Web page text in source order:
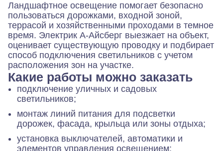
Ландшафтное освещение помогает безопасно
пользоваться дорожками, входной зоной,
террасой и хозяйственными проходами в темное
время. Электрик А-Айсберг выезжает на объект,
оценивает существующую проводку и подбирает
способ подключения светильников с учетом
расположения зон на участке.
Какие работы можно заказать
подключение уличных и садовых
светильников;
монтаж линий питания для подсветки
дорожек, фасада, крыльца или зоны отдыха;
установка выключателей, автоматики и
элементов управления освещением;